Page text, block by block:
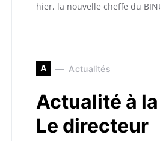
hier, la nouvelle cheffe du
A Actualités
Actualité à
Le directeur